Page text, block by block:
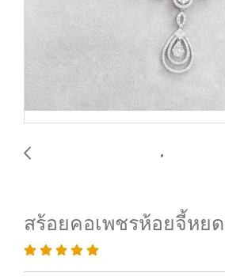
สร้อยคอเพชรห้อยจี้หย